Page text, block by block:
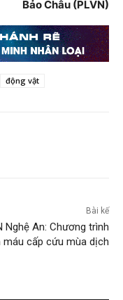
Bảo Châu (PLVN)
động vật
Bài kế
Nghệ An: Chương trình
máu cấp cứu mùa dịch